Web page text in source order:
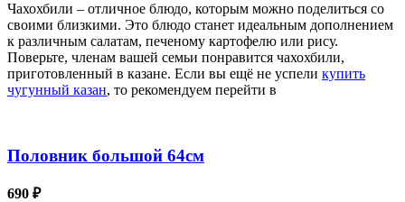
Чахохбили – отличное блюдо, которым можно поделиться со
своими близкими. Это блюдо станет идеальным дополнением
к различным салатам, печеному картофелю или рису.
Поверьте, членам вашей семьи понравится чахохбили,
приготовленный в казане. Если вы ещё не успели купить
чугунный казан, то рекомендуем перейти в
Половник большой 64см
690 ₽